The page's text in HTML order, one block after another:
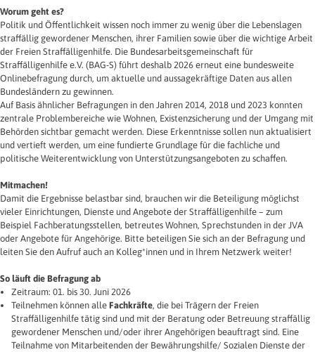
Newsletter
Migration
Frauen
Wohnen
Worum geht es?
Politik und Öffentlichkeit wissen noch immer zu wenig über die Lebenslagen
straffällig gewordener Menschen, ihrer Familien sowie über die wichtige Arbeit
der Freien Straffälligenhilfe. Die Bundesarbeitsgemeinschaft für
Straffälligenhilfe e.V. (BAG-S) führt deshalb 2026 erneut eine bundesweite
Onlinebefragung durch, um aktuelle und aussagekräftige Daten aus allen
Bundesländern zu gewinnen.
Auf Basis ähnlicher Befragungen in den Jahren 2014, 2018 und 2023 konnten
zentrale Problembereiche wie Wohnen, Existenzsicherung und der Umgang mit
Behörden sichtbar gemacht werden. Diese Erkenntnisse sollen nun aktualisiert
und vertieft werden, um eine fundierte Grundlage für die fachliche und
politische Weiterentwicklung von Unterstützungsangeboten zu schaffen.
Mitmachen!
Damit die Ergebnisse belastbar sind, brauchen wir die Beteiligung möglichst
vieler Einrichtungen, Dienste und Angebote der Straffälligenhilfe – zum
Beispiel Fachberatungsstellen, betreutes Wohnen, Sprechstunden in der JVA
oder Angebote für Angehörige. Bitte beteiligen Sie sich an der Befragung und
leiten Sie den Aufruf auch an Kolleg*innen und in Ihrem Netzwerk weiter!
So läuft die Befragung ab
Zeitraum: 01. bis 30. Juni 2026
Teilnehmen können alle Fachkräfte, die bei Trägern der Freien
Straffälligenhilfe tätig sind und mit der Beratung oder Betreuung straffällig
gewordener Menschen und/oder ihrer Angehörigen beauftragt sind. Eine
Teilnahme von Mitarbeitenden der Bewährungshilfe/ Sozialen Dienste der